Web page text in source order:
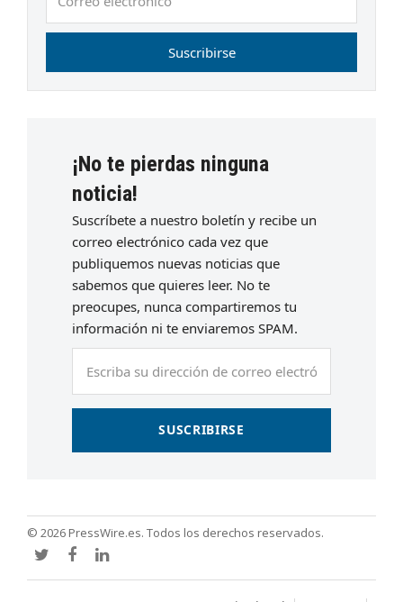
electrónico
Suscribirse
¡No te pierdas ninguna
noticia!
Suscríbete a nuestro boletín y recibe un
correo electrónico cada vez que
publiquemos nuevas noticias que
sabemos que quieres leer. No te
preocupes, nunca compartiremos tu
información ni te enviaremos SPAM.
SUSCRIBIRSE
© 2026 PressWire.es. Todos los derechos reservados.
TwitterFacebook
LinkedIn